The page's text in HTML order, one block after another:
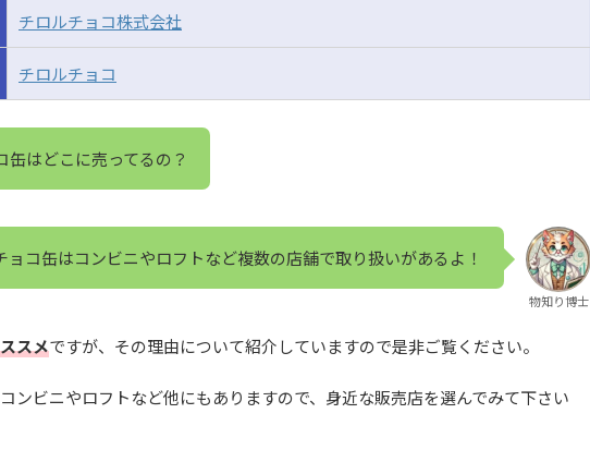
チロルチョコ株式会社
チロルチョコ
缶はどこに売ってるの？
ョコ缶はコンビニやロフトなど複数の店舗で取り扱いがあるよ！
物知り博士
スメですが、その理由について紹介していますので是非ご覧ください。
ンビニやロフトなど他にもありますので、身近な販売店を選んでみて下さい